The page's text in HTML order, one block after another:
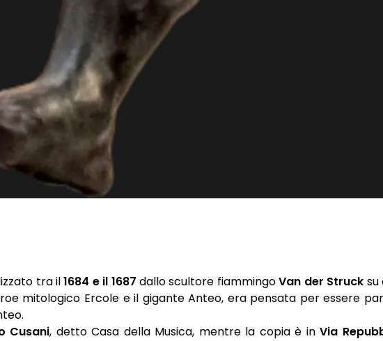
tra il1684 e il 1687 dallo scultore fiammingoVan der Struck su
mitologico Ercole e il gigante Anteo, era pensata per essere
Cusani, detto Casa della Musica, mentre la copia è inVia